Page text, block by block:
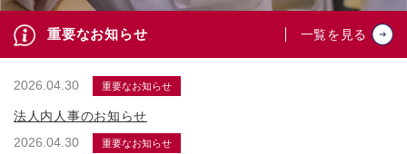
重要なお知らせ 一覧を見る
2026.04.30 重要なお知らせ
法人内人事のお知らせ
2026.04.30
重要なお知らせ